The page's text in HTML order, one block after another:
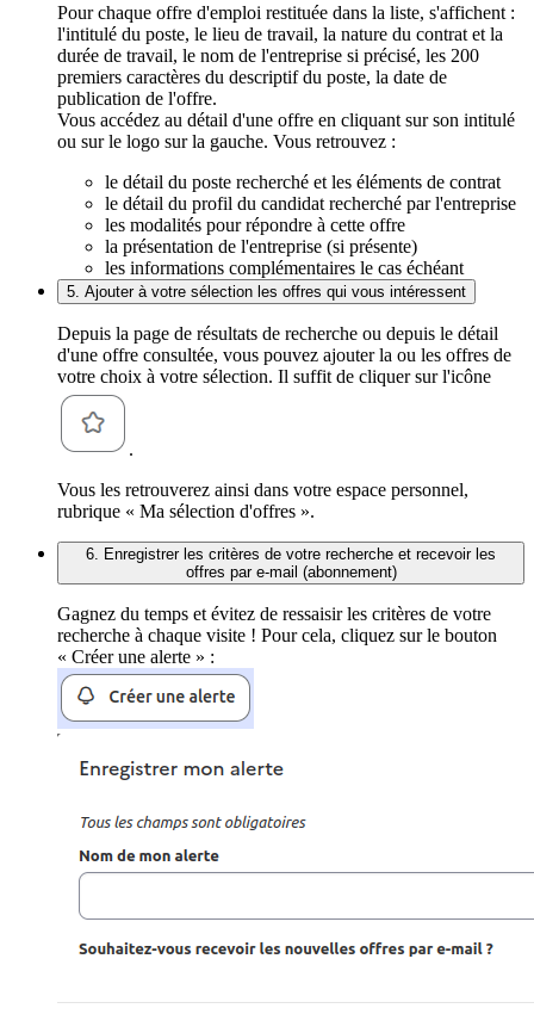
Pour chaque offre d'emploi restituée dans la liste, s'affichent :
l'intitulé du poste, le lieu de travail, la nature du contrat et la
durée de travail, le nom de l'entreprise si précisé, les 200
premiers caractères du descriptif du poste, la date de
publication de l'offre.
Vous accédez au détail d'une offre en cliquant sur son intitulé
ou sur le logo sur la gauche. Vous retrouvez :
le détail du poste recherché et les éléments de contrat
le détail du profil du candidat recherché par l'entreprise
les modalités pour répondre à cette offre
la présentation de l'entreprise (si présente)
les informations complémentaires le cas échéant
5. Ajouter à votre sélection les offres qui vous intéressent
Depuis la page de résultats de recherche ou depuis le détail
d'une offre consultée, vous pouvez ajouter la ou les offres de
votre choix à votre sélection. Il suffit de cliquer sur l'icône
.
Vous les retrouverez ainsi dans votre espace personnel,
rubrique « Ma sélection d'offres ».
6. Enregistrer les critères de votre recherche et recevoir les
offres par e-mail (abonnement)
Gagnez du temps et évitez de ressaisir les critères de votre
recherche à chaque visite ! Pour cela, cliquez sur le bouton
« Créer une alerte » :